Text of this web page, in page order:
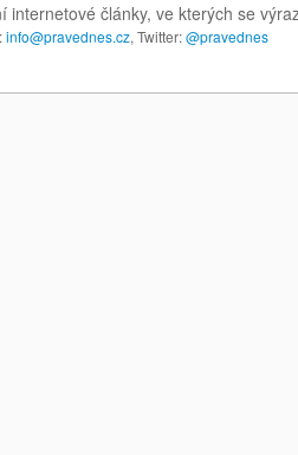
internetové články, ve kterých se
info@pravednes.cz, Twitter:@pravednes